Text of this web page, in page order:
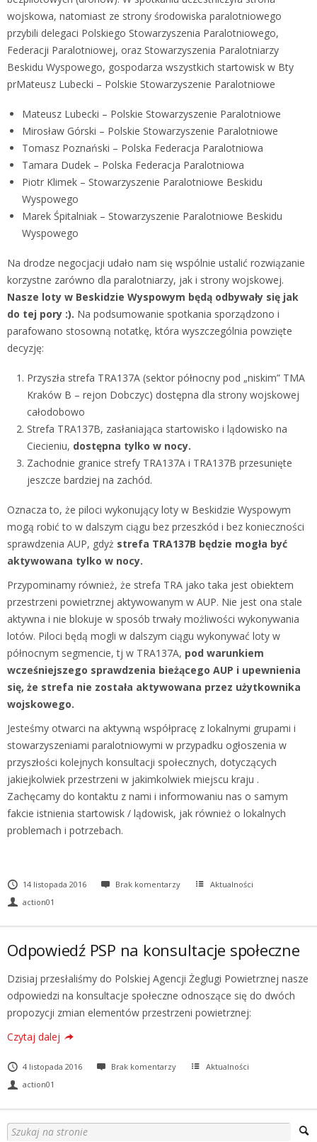
wojskowa, natomiast ze strony środowiska paralotniowego
przybili delegaci Polskiego Stowarzyszenia Paralotniowego,
Federacji Paralotniowej, oraz Stowarzyszenia Paralotniarzy
Beskidu Wyspowego, gospodarza wszystkich startowisk w Bty
prMateusz Lubecki – Polskie Stowarzyszenie Paralotniowe
Mateusz Lubecki – Polskie Stowarzyszenie Paralotniowe
Mirosław Górski – Polskie Stowarzyszenie Paralotniowe
Tomasz Poznański – Polska Federacja Paralotniowa
Tamara Dudek – Polska Federacja Paralotniowa
Piotr Klimek – Stowarzyszenie Paralotniowe Beskidu
Wyspowego
Marek Śpitalniak – Stowarzyszenie Paralotniowe Beskidu
Wyspowego
Na drodze negocjacji udało nam się wspólnie ustalić rozwiązanie
korzystne zarówno dla paralotniarzy, jak i strony wojskowej.
Nasze loty w Beskidzie Wyspowym będą odbywały się jak
do tej pory :). Na podsumowanie spotkania sporządzono i
parafowano stosowną notatkę, która wyszczególnia powzięte
decyzję:
Przyszła strefa TRA137A (sektor północny pod „niskim” TMA
Kraków B – rejon Dobczyc) dostępna dla strony wojskowej
całodobowo
Strefa TRA137B, zasłaniająca startowisko i lądowisko na
Ciecieniu, dostępna tylko w nocy.
Zachodnie granice strefy TRA137A i TRA137B przesunięte
jeszcze bardziej na zachód.
Oznacza to, że piloci wykonujący loty w Beskidzie Wyspowym
mogą robić to w dalszym ciągu bez przeszkód i bez konieczności
sprawdzenia AUP, gdyż strefa TRA137B będzie mogła być
aktywowana tylko w nocy.
Przypominamy również, że strefa TRA jako taka jest obiektem
przestrzeni powietrznej aktywowanym w AUP. Nie jest ona stale
aktywna i nie blokuje w sposób trwały możliwości wykonywania
lotów. Piloci będą mogli w dalszym ciągu wykonywać loty w
północnym segmencie, tj w TRA137A, pod warunkiem
wcześniejszego sprawdzenia bieżącego AUP i upewnienia
się, że strefa nie została aktywowana przez użytkownika
wojskowego.
Jesteśmy otwarci na aktywną współpracę z lokalnymi grupami i
stowarzyszeniami paralotniowymi w przypadku ogłoszenia w
przyszłości kolejnych konsultacji społecznych, dotyczących
jakiejkolwiek przestrzeni w jakimkolwiek miejscu kraju .
Zachęcamy do kontaktu z nami i informowaniu nas o samym
fakcie istnienia startowisk / lądowisk, jak również o lokalnych
problemach i potrzebach.
14 listopada 2016 Brak komentarzy
Aktualności
action01
Odpowiedź PSP na konsultacje społeczne
Dzisiaj przesłaliśmy do Polskiej Agencji Żeglugi Powietrznej nasze
odpowiedzi na konsultacje społeczne odnoszące się do dwóch
propozycji zmian elementów przestrzeni powietrznej:
Czytaj dalej
4 listopada 2016 Brak komentarzy
Aktualności
action01